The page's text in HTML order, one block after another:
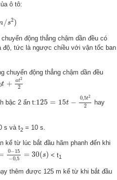
ô tô:
/s2)
động thẳng chậm dần đều có
độ, tức là ngược chiều với vận tốc ban
chuyển động thẳng chậm dần đều
t + at2
2
+at22
bậc 2 ẩn t:125 = 15t − 0,5t2
2
2 2
hay
s và t2 = 10 s.
kể từ lúc bắt đầu hãm phanh đến khi
0−15
−0,5 = 30(s)
15− 30 s
< t1
thêm được 125 m kể từ khi bắt đầu